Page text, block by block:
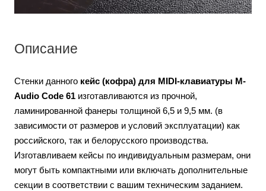
Описание
Стенки данного кейс (кофра) для MIDI-клавиатуры M-
Audio Code 61 изготавливаются из прочной,
ламинированной фанеры толщиной 6,5 и 9,5 мм. (в
зависимости от размеров и условий эксплуатации) как
российского, так и белорусского производства.
Изготавливаем кейсы по индивидуальным размерам, они
могут быть компактными или включать дополнительные
секции в соответствии с вашим техническим заданием.